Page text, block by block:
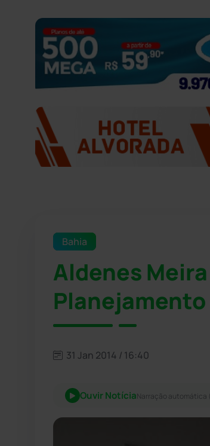
Bahia
Aldenes
Planejamento
31 Jan 2014 / 16:40
Ouvir NotíciaNarração automática